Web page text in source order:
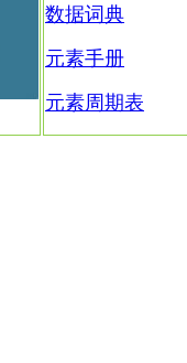
数据词典
元素手册
元素周期表